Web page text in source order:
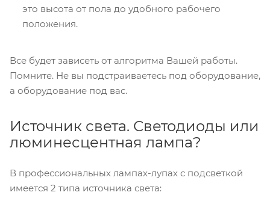
это высота от пола до удобного рабочего
положения.
Все будет зависеть от алгоритма Вашей работы.
Помните. Не вы подстраиваетесь под оборудование,
а оборудование под вас.
Источник света. Светодиоды или
люминесцентная лампа?
В профессиональных лампах-лупах с подсветкой
имеется 2 типа источника света: